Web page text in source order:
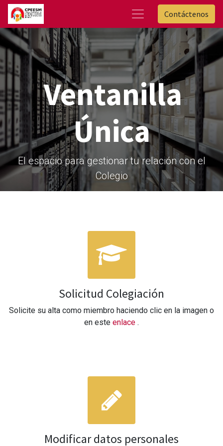
Contáctenos
Ventanilla
Única
El espacio para gestionar tu relación con el
Colegio
Solicitud Colegiación
Solicite su alta como miembro haciendo clic en la imagen o
en este enlace .
Modificar datos personales